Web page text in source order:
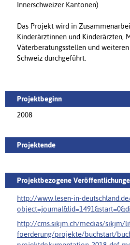
Innerschweizer Kantonen)
Das Projekt wird in
Kinderärztinnen und Kinderärzten,
Väterberatungsstellen und
Schweiz durchgeführt.
Projektbeginn
2008
Projektende
Projektbezogene
http://www.lesen-in-
http://cms.sikjm.ch/medias/sikjm/
foerderung/projekte/buchstart/‌